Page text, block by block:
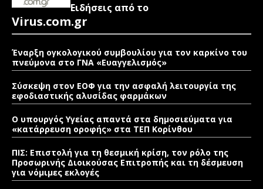
Ειδήσεις από το
Virus.com.gr
Έναρξη ογκολογικού συμβουλίου για τον καρκίνο του
πνεύμονα στο ΓΝΑ «Ευαγγελισμός»
Σύσκεψη στον ΕΟΦ για την ασφαλή λειτουργία της
εφοδιαστικής αλυσίδας φαρμάκων
Ο υπουργός Υγείας απαντά στα δημοσιεύματα για
«κατάρρευση οροφής» στα ΤΕΠ Κορίνθου
ΠΙΣ: Επιστολή για τη θεσμική κρίση, τον ρόλο της
Προσωρινής Διοικούσας Επιτροπής και τη δέσμευση
για νόμιμες εκλογές